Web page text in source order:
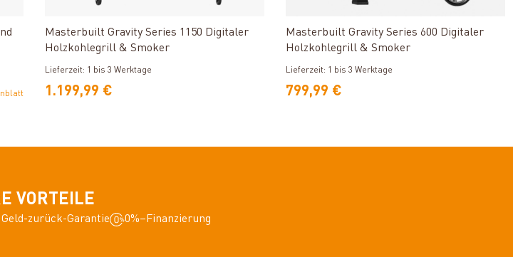
Masterbuilt Gravity Series 1150 Digitaler
Holzkohlegrill & Smoker
Lieferzeit: 1 bis 3 Werktage
1.199,99 €
Produkt ansehen
Masterbuilt Gravity Series 600 Digitaler
Holzkohlegrill & Smoker
Lieferzeit: 1 bis 3 Werktage
799,99 €
VORTEILE
Geld-zurück-Garantie 0%–Finanzierung